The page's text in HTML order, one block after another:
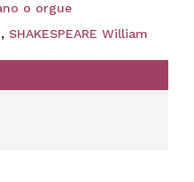
o orgue
, SHAKESPEARE William